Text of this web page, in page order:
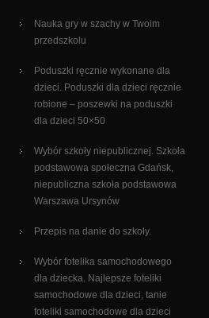
Nauka gry w szachy w Twoim
przedszkolu
Poduszki ręcznie wykonane dla
dzieci. Poduszki dla dzieci ręcznie
robione – poszewki na poduszki
dla dzieci 50×50
Wybór szkoły niepublicznej. Szkoła
podstawowa społeczna Gdańsk,
niepubliczna szkoła podstawowa
Warszawa Ursynów
Przepis na danie do szkoły.
Wybór fotelika samochodowego
dla dziecka. Najlepsze foteliki
samochodowe dla dzieci, tanie
foteliki samochodowe dla dzieci